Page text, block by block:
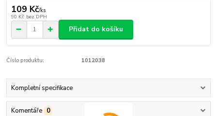
109 Kč/ks
90 Kč bez DPH
Přidat do košíku
Číslo produktu: 1012038
Kompletní specifikace
Komentáře 0